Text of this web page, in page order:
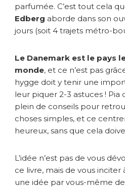
parfumée. C’est tout cela
Edberg aborde dans son
jours (soit 4 trajets métro-
Le Danemark est le pays
monde, et ce n’est pas
hygge doit y tenir une
leur piquer 2-3 astuces !
plein de conseils pour
choses simples, et ce
heureux, sans que cela
L’idée n’est pas de vous
ce livre, mais de vous inciter
une idée par vous-même